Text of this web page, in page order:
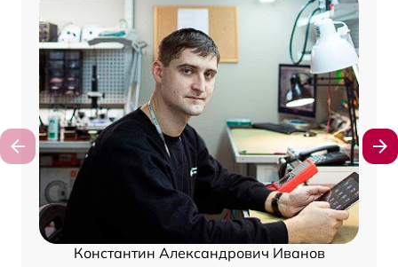
Константин Александрович Иванов